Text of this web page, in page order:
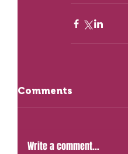
Comments
Write a comment...